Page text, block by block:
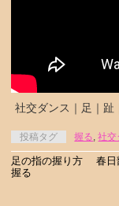
社交ダンス｜足｜趾
投稿タグ 握る ,社交
足の指の握り方 春日
握る